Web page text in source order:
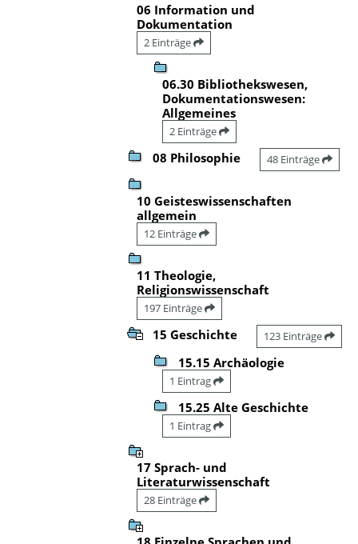
06 Information und
Dokumentation
2 Einträge
06.30 Bibliothekswesen,
Dokumentationswesen:
Allgemeines
2 Einträge
08 Philosophie 48 Einträge
10 Geisteswissenschaften
allgemein
12 Einträge
11 Theologie,
Religionswissenschaft
197 Einträge
15 Geschichte 123 Einträge
15.15 Archäologie
1 Eintrag
15.25 Alte Geschichte
1 Eintrag
17 Sprach- und
Literaturwissenschaft
28 Einträge